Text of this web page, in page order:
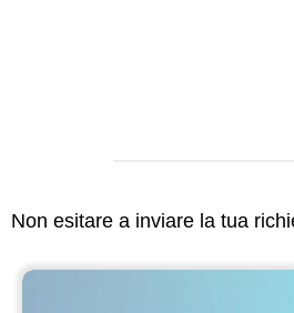
Non esitare a inviare la tua